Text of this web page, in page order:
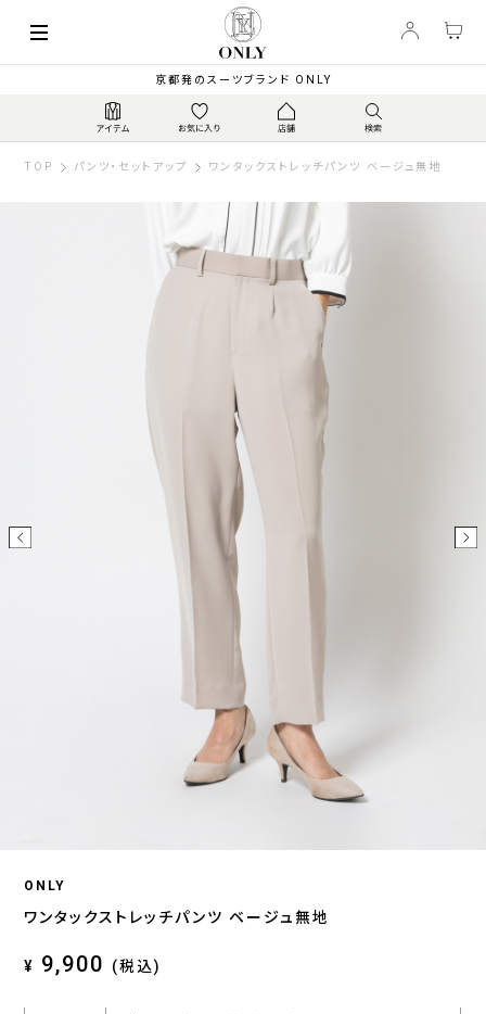
京都発のスーツブランド ONLY
TOP パンツ・セットアップ ワンタックストレッチパンツ ベージュ無地
ONLY
ワンタックストレッチパンツ ベージュ無地
¥ 9,900 (税込)